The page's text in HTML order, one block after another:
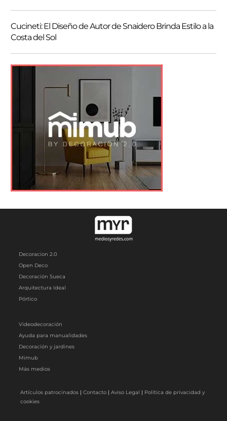
Cucineti: El Diseño de Autor de Snaidero Brinda Estilo a la
Costa del Sol
Decoracion 2.0
Open Deco
Decoración Sueca
Arquitectura Ideal
Pórtico
Videodecoración
Ayuda para manualidades
Decoración y jardines
Mimub
Más medios
Artículos patrocinados |Contacto |Aviso Legal | Política de privacidad y
cookies